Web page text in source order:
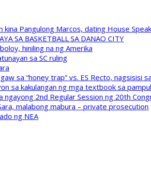
Pangulong Marcos, dating House
SA BASKETBALL SA DANAO CITY
hiniling na ng Amerika
sa SC ruling
sa “honey trap” vs. ES Recto, nagsisisi
sa kakulangan ng mga textbook sa
2nd Regular Session ng 20th
malabong mabura – private prosecution
ng NEA